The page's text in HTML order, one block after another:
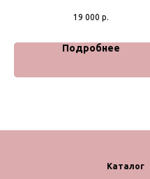
19 000 р.
Подробнее
Каталог